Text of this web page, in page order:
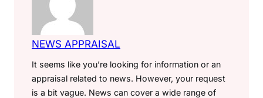
NEWS APPRAISAL
It seems like you’re looking for information or an
appraisal related to news. However, your request
is a bit vague. News can cover a wide range of